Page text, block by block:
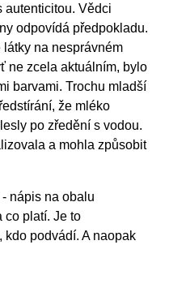
autenticitou. Vědci
odpovídá předpokladu.
na nesprávném
ne zcela aktuálním, bylo
barvami. Trochu mladší
že mléko
po zředění s vodou.
a mohla způsobit
nápis na obalu
co platí. Je to
kdo podvádí. A naopak